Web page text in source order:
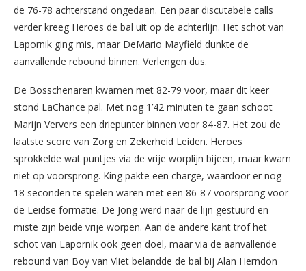
de 76-78 achterstand ongedaan. Een paar discutabele calls
verder kreeg Heroes de bal uit op de achterlijn. Het schot van
Lapornik ging mis, maar DeMario Mayfield dunkte de
aanvallende rebound binnen. Verlengen dus.
De Bosschenaren kwamen met 82-79 voor, maar dit keer
stond LaChance pal. Met nog 1’42 minuten te gaan schoot
Marijn Ververs een driepunter binnen voor 84-87. Het zou de
laatste score van Zorg en Zekerheid Leiden. Heroes
sprokkelde wat puntjes via de vrije worplijn bijeen, maar kwam
niet op voorsprong. King pakte een charge, waardoor er nog
18 seconden te spelen waren met een 86-87 voorsprong voor
de Leidse formatie. De Jong werd naar de lijn gestuurd en
miste zijn beide vrije worpen. Aan de andere kant trof het
schot van Lapornik ook geen doel, maar via de aanvallende
rebound van Boy van Vliet belandde de bal bij Alan Herndon